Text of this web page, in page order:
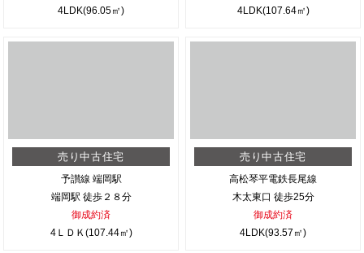
4LDK(96.05㎡)
4LDK(107.64㎡)
売り中古住宅
予讃線 端岡駅
端岡駅 徒歩２８分
御成約済
4ＬＤＫ(107.44㎡)
売り中古住宅
高松琴平電鉄長尾線
木太東口 徒歩25分
御成約済
4LDK(93.57㎡)